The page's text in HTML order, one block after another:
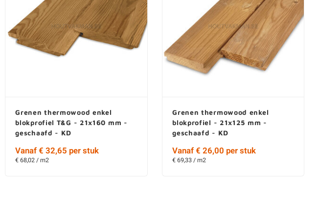
Grenen thermowood enkel
blokprofiel T&G - 21x160 mm -
geschaafd - KD
Vanaf € 32,65 per stuk
€ 68,02 / m2
Grenen thermowood enkel
blokprofiel - 21x125 mm -
geschaafd - KD
Vanaf € 26,00 per stuk
€ 69,33 / m2